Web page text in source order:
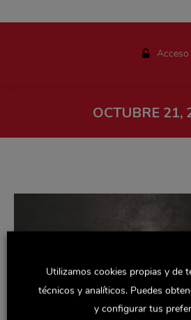
OCTUBRE 21,
Utilizamos cookies propias y de
técnicos y analíticos. Puedes
y configurar tus